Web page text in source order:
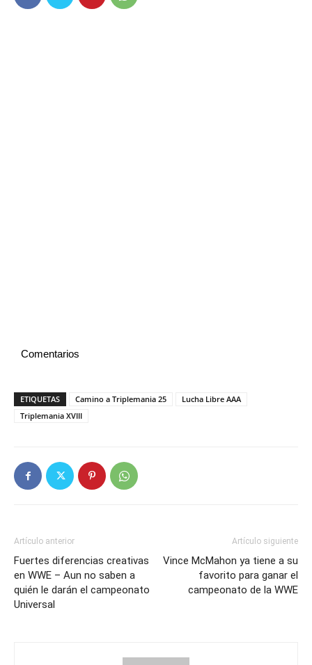
Comentarios
ETIQUETAS Camino a Triplemania 25
Lucha Libre AAA
Triplemania XVIII
Artículo anterior
Fuertes diferencias creativas
en WWE – Aun no saben a
quién le darán el campeonato
Universal
Artículo siguiente
Vince McMahon ya tiene a su
favorito para ganar el
campeonato de la WWE